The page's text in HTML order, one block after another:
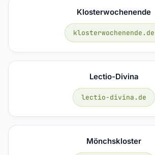
Klosterwochenende
klosterwochenende.de
Lectio-Divina
lectio-divina.de
Mönchskloster